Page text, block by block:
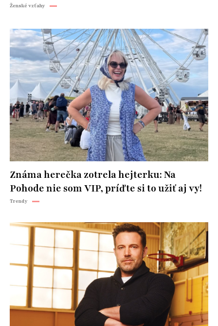
Ženské vzťahy
Známa herečka zotrela hejterku: Na
Pohode nie som VIP, príďte si to užiť aj vy!
Trendy